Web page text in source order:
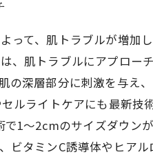
って、肌トラブルが増加
、肌トラブルにアプロ
の深層部分に刺激を与え
ルライトケアにも最新
1～2cmのサイズダウ
ビタミンC誘導体やヒア